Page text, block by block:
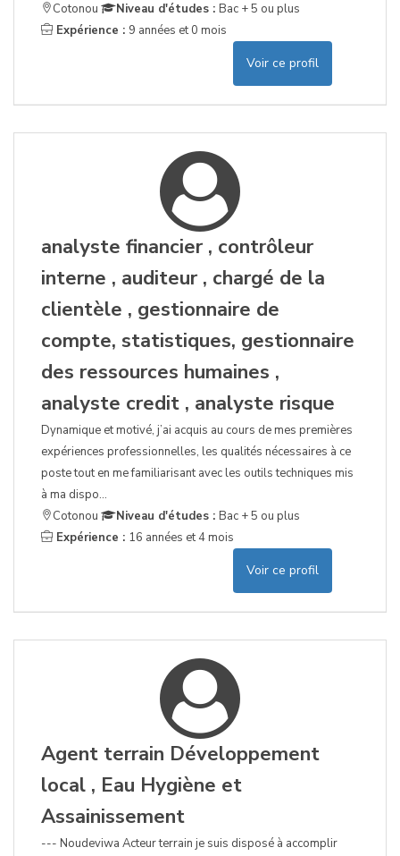
Cotonou
Niveau d'études : Bac + 5 ou plus
Expérience : 9 années et 0 mois
Voir ce profil
analyste financier , contrôleur
interne , auditeur , chargé de la
clientèle , gestionnaire de
compte, statistiques, gestionnaire
des ressources humaines ,
analyste credit , analyste risque
Dynamique et motivé, j’ai acquis au cours de mes premières
expériences professionnelles, les qualités nécessaires à ce
poste tout en me familiarisant avec les outils techniques mis
à ma dispo...
Cotonou
Niveau d'études : Bac + 5 ou plus
Expérience : 16 années et 4 mois
Voir ce profil
Agent terrain Développement
local , Eau Hygiène et
Assainissement
--- Noudeviwa Acteur terrain je suis disposé à accomplir